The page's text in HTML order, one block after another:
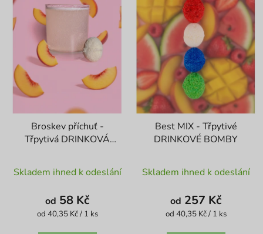
Broskev příchuť -
Třpytivá DRINKOVÁ
hodnocení
produktu
je
Skladem ihned k odeslání
od 58 Kč
Měrná
od 40,35 Kč / 1 ks
Best MIX - Třpytivé
DRINKOVÉ BOMBY
hodnocení
produktu
je
Skladem ihned k odeslání
od 257 Kč
Měrná
od 40,35 Kč / 1 ks